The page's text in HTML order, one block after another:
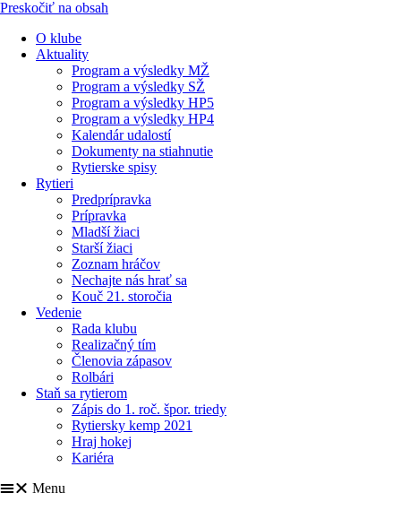
Preskočiť na obsah
O klube
Aktuality
Program a výsledky MŽ
Program a výsledky SŽ
Program a výsledky HP5
Program a výsledky HP4
Kalendár udalostí
Dokumenty na stiahnutie
Rytierske spisy
Rytieri
Predprípravka
Prípravka
Mladší žiaci
Starší žiaci
Zoznam hráčov
Nechajte nás hrať sa
Kouč 21. storočia
Vedenie
Rada klubu
Realizačný tím
Členovia zápasov
Rolbári
Staň sa rytierom
Zápis do 1. roč. špor. triedy
Rytiersky kemp 2021
Hraj hokej
Kariéra
Menu